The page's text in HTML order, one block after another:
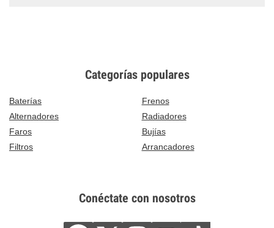
Categorías populares
Baterías
Frenos
Alternadores
Radiadores
Faros
Bujías
Filtros
Arrancadores
Conéctate con nosotros